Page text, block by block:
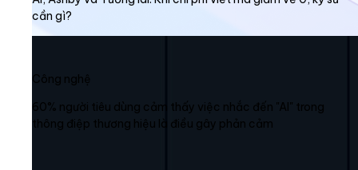
cần gì?
Công nghệ
60% người tiêu dùng cảm thấy việc nhắc đến "AI" trong
thông điệp thương hiệu là điều gây phản cảm